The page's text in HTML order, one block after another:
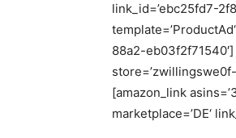
link_id=’ebc25fd7-
88a2-
[amazon_link
marketplace=’DE‘